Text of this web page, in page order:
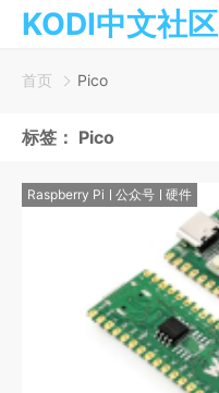
KODI中文社区
首页 Pico
标签： Pico
Raspberry Pi 公众号 硬件